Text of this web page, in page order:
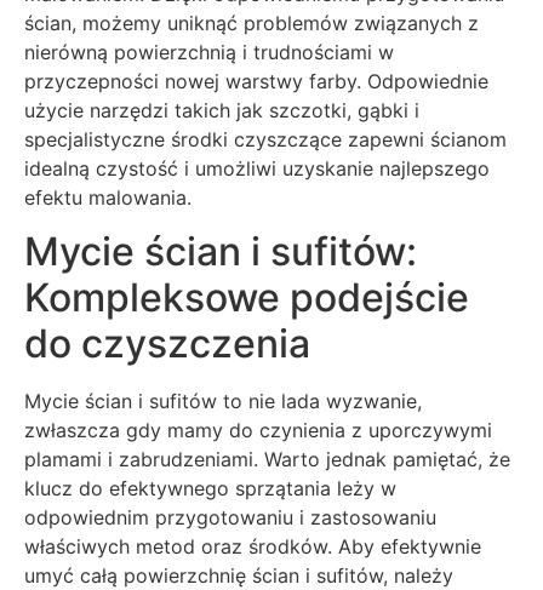
ścian, możemy uniknąć problemów związanych z
nierówną powierzchnią i trudnościami w
przyczepności nowej warstwy farby. Odpowiednie
użycie narzędzi takich jak szczotki, gąbki i
specjalistyczne środki czyszczące zapewni ścianom
idealną czystość i umożliwi uzyskanie najlepszego
efektu malowania.
Mycie ścian i sufitów:
Kompleksowe podejście
do czyszczenia
Mycie ścian i sufitów to nie lada wyzwanie,
zwłaszcza gdy mamy do czynienia z uporczywymi
plamami i zabrudzeniami. Warto jednak pamiętać, że
klucz do efektywnego sprzątania leży w
odpowiednim przygotowaniu i zastosowaniu
właściwych metod oraz środków. Aby efektywnie
umyć całą powierzchnię ścian i sufitów, należy